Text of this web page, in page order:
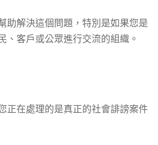
助解決這個問題，特別是如果您是
、客戶或公眾進行交流的組織。
正在處理的是真正的社會誹謗案件